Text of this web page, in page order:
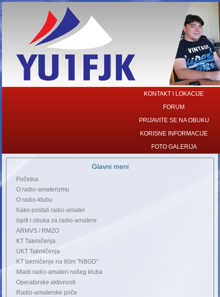
KONTAKT I LOKACIJE
FORUM
PRIJAVITE SE NA OBUKU
KORISNE INFORMACIJE
FOTO GALERIJA
Glavni meni
Početna
O radio-amaterizmu
O radio-klubu
Kako postati radio-amater
Ispiti i obuka za radio-amatere
ARMVS / RMZO
KT Takmičenja
UKT Takmičenja
KT takmičenje na 80m "NBGD"
Mladi radio-amateri našeg kluba
Operatorske aktivnosti
Radio-amaterske priče